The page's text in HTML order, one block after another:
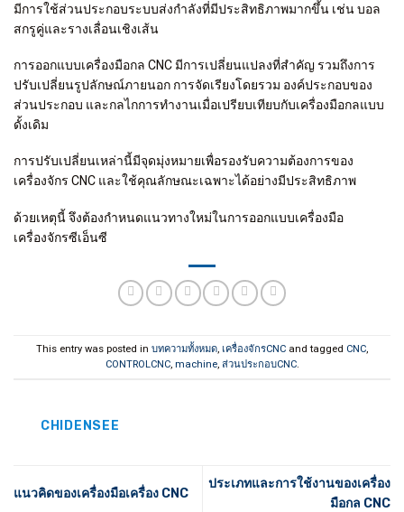
มีการใช้ส่วนประกอบระบบส่งกำลังที่มีประสิทธิภาพมากขึ้น เช่น บอล
สกรูคู่และรางเลื่อนเชิงเส้น
การออกแบบเครื่องมือกล CNC มีการเปลี่ยนแปลงที่สำคัญ รวมถึงการ
ปรับเปลี่ยนรูปลักษณ์ภายนอก การจัดเรียงโดยรวม องค์ประกอบของ
ส่วนประกอบ และกลไกการทำงานเมื่อเปรียบเทียบกับเครื่องมือกลแบบ
ดั้งเดิม
การปรับเปลี่ยนเหล่านี้มีจุดมุ่งหมายเพื่อรองรับความต้องการของ
เครื่องจักร CNC และใช้คุณลักษณะเฉพาะได้อย่างมีประสิทธิภาพ
ด้วยเหตุนี้ จึงต้องกำหนดแนวทางใหม่ในการออกแบบเครื่องมือ
เครื่องจักรซีเอ็นซี
This entry was posted in บทความทั้งหมด, เครื่องจักรCNC and tagged CNC,
CONTROLCNC,machine,ส่วนประกอบCNC.
CHIDENSEE
แนวคิดของเครื่องมือเครื่อง CNC
ประเภทและการใช้งานของเครื่อง
มือกล CNC